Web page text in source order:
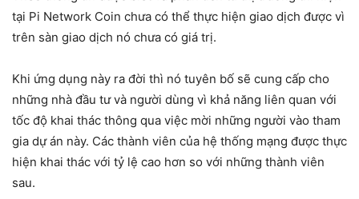
tại Pi Network Coin chưa có thể thực hiện giao dịch được vì
trên sàn giao dịch nó chưa có giá trị.
Khi ứng dụng này ra đời thì nó tuyên bố sẽ cung cấp cho
những nhà đầu tư và người dùng vì khả năng liên quan với
tốc độ khai thác thông qua việc mời những người vào tham
gia dự án này. Các thành viên của hệ thống mạng được thực
hiện khai thác với tỷ lệ cao hơn so với những thành viên
sau.